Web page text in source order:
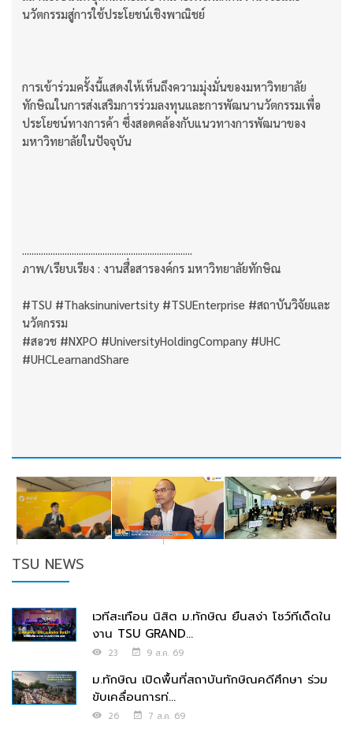
นวัตกรรมสู่การใช้ประโยชน์เชิงพาณิชย์
การเข้าร่วมครั้งนี้แสดงให้เห็นถึงความมุ่งมั่นของมหาวิทยาลัย
ทักษิณในการส่งเสริมการร่วมลงทุนและการพัฒนานวัตกรรมเพื่อ
ประโยชน์ทางการค้า ซึ่งสอดคล้องกับแนวทางการพัฒนาของ
มหาวิทยาลัยในปัจจุบัน
ภาพ/เรียบเรียง : งานสื่อสารองค์กร มหาวิทยาลัยทักษิณ
#TSU #Thaksinunivertsity #TSUEnterprise #สถาบันวิจัยและ
นวัตกรรม
#สอวช #NXPO #UniversityHoldingCompany #UHC
#UHCLearnandShare
TSU NEWS
เวทีสะเทือน นิสิต ม.ทักษิณ ยืนสง่า โชว์ทีเด็ดใน
งาน TSU GRAND...
23 9 ส.ค. 69
ม.ทักษิณ เปิดพื้นที่สถาบันทักษิณคดีศึกษา ร่วม
ขับเคลื่อนการท่...
26 7 ส.ค. 69